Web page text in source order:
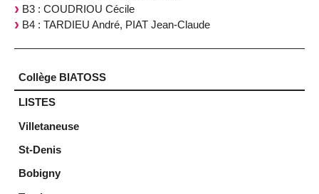
B3 : COUDRIOU Cécile
B4 : TARDIEU André, PIAT Jean-Claude
Collège BIATOSS
LISTES
Villetaneuse
St-Denis
Bobigny